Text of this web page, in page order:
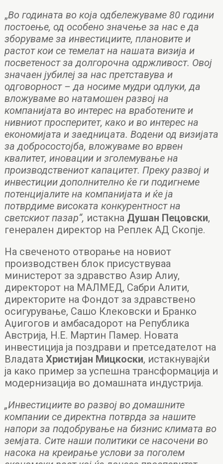
„Во годината во која одбележуваме 80 години
постоење, од особено значење за нас е да
зборуваме за инвестициите, плановите и
растот кои се темелат на нашата визија и
посветеност за долгорочна одржливост. Овој
значаен јубилеј за нас претставува и
одговорност – да носиме мудри одлуки, да
вложуваме во натамошен развој на
компанијата во интерес на вработените и
нивниот просперитет, како и во интерес на
економијата и заедницата. Водени од визијата
за добросостојба, вложуваме во врвен
квалитет, иновации и зголемување на
производствениот капацитет. Преку развој и
инвестиции дополнително ќе ги подигнеме
потенцијалите на компанијата и ќе ја
потврдиме високата конкурентност на
светскиот пазар“, истакна Душан Пецовски,
генерален директор на Реплек АД Скопје.
На свеченото отворање на новиот
производствен блок присуствуваа
министерот за здравство Азир Алиу,
директорот на МАЛМЕД, Сабри Алити,
директорите на Фондот за здравствено
осигурување, Сашо Клековски и Бранко
Аџигогов и амбасадорот на Република
Австрија, Н.Е. Мартин Памер. Новата
инвестиција ја поздрави и претседателот на
Владата Христијан Мицкоски, истакнувајќи
ја како пример за успешна трансформација и
модернизација во домашната индустрија.
„Инвестициите во развој во домашните
компании се директна потврда за нашите
напори за подобрување на бизнис климата во
земјата. Сите наши политики се насочени во
насока на креирање услови за поголем